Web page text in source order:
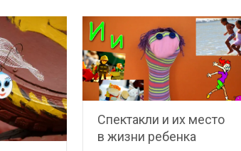
Спектакли и их место
в жизни ребенка